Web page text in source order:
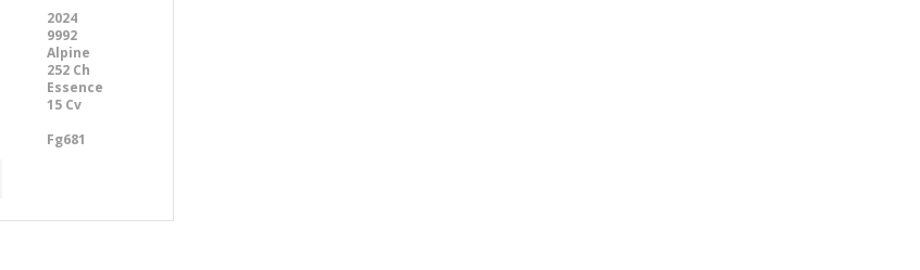
2024
9992
Alpine
252 Ch
Essence
15 Cv
Fg681